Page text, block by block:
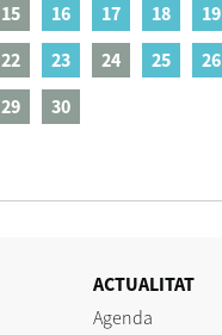
15 16 17 18
19
22 23 24 25
26
29 30
ACTUALITAT
Agenda